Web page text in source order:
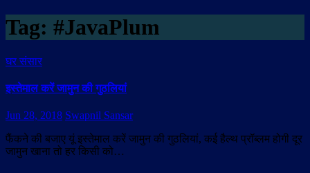
Tag: #JavaPlum
घर संसार
इस्तेमाल करें जामुन की गुठलियां
Jun 28, 2018 Swapnil Sansar
फैंकने की बजाए यूं इस्तेमाल करें जामुन की गुठलियां, कई हैल्थ प्रॉब्लम होगी दूर
जामुन खाना तो हर किसी को…